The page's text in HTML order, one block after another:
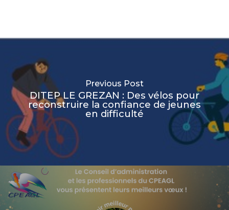
Previous Post
DITEP LE GREZAN : Des vélos pour
reconstruire la confiance de jeunes
en difficulté